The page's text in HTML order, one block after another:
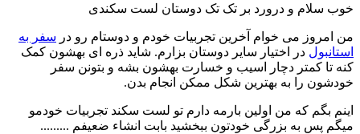
خوب سلام و درورد بر تک تک دوستان لست سکندی
من امروز می خوام آخرین تجربیات خودم و دوستام رو در سفر به
استانبول در اختیار سایر دوستان بزارم. شاید ذره ای بهشون کمک
کنه تا کمتر دچار اسیب و خسارت بهشون بشه و بتونن سفر
خودشون را به بهترین شکل ممکن انجام بدن.
اینم بگم که من اولین بارمه دارم تو لست سکند تجربیات خودمو
میگم پس به بزرگی خودتون ببخشید بابت انشاء ضعیفم .........